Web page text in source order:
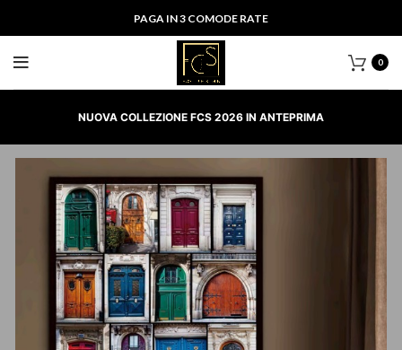
PAGA IN 3 COMODE RATE
0
NUOVA COLLEZIONE FCS 2026 IN ANTEPRIMA